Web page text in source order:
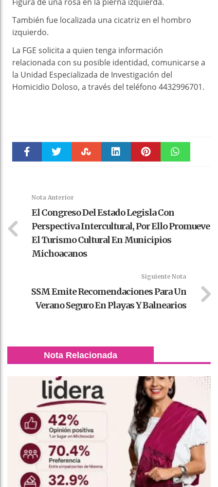
También fue localizada una cicatriz en el hombro
izquierdo.
La FGE solicita a quien tenga información
relacionada con su posible identidad, comunicarse a
la Unidad Especializada de Investigación del
Homicidio Doloso, a través del teléfono 4432996701.
Nota Anterior
El Congreso Del Estado Legisla Con
Perspectiva Intercultural, Por Ello Promueve
El Turismo Cultural En Municipios
Michoacanos
Siguiente Nota
SSM Emite Recomendaciones Para Un
Verano Seguro En Playas Y Balnearios
Nota Relacionada